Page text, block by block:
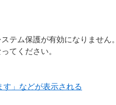
テム保護が有効になりません。
てください。
す」などが表示される